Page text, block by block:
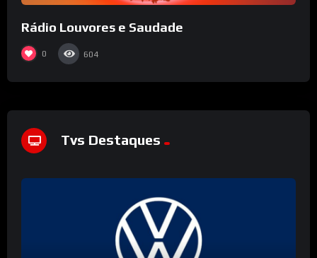
Rádio Louvores e Saudade
0 604
Tvs Destaques